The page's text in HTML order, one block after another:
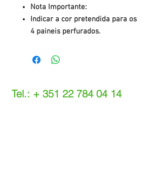
Nota Importante:
Indicar a cor pretendida para os
4 paineis perfurados.
Tel.: + 351 22 784 04 14